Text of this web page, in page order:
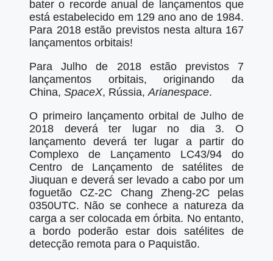
bater o recorde anual de lançamentos que
está estabelecido em 129 ano ano de 1984.
Para 2018 estão previstos nesta altura 167
lançamentos orbitais!
Para Julho de 2018 estão previstos 7
lançamentos orbitais, originando da
China, SpaceX, Rússia,Arianespace.
O primeiro lançamento orbital de Julho de
2018 deverá ter lugar no dia 3. O
lançamento deverá ter lugar a partir do
Complexo de Lançamento LC43/94 do
Centro de Lançamento de satélites de
Jiuquan e deverá ser levado a cabo por um
foguetão CZ-2C Chang Zheng-2C pelas
0350UTC. Não se conhece a natureza da
carga a ser colocada em órbita. No entanto,
a bordo poderão estar dois satélites de
detecção remota para o Paquistão.